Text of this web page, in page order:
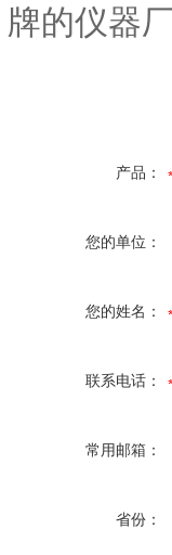
牌的仪器
产品：
您的单位：
您的姓名：
联系电话：
常用邮箱：
省份：